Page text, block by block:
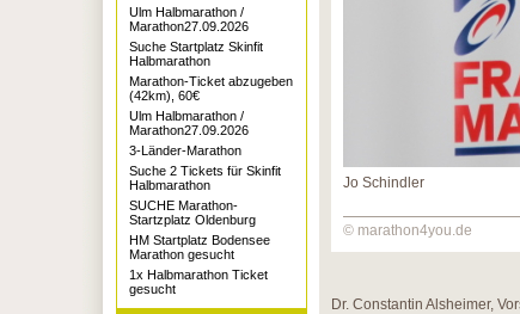
Jo Schindler
© marathon4you.de
Dr. Constantin Alsheimer,
Ulm Halbmarathon /
Marathon27.09.2026
Suche Startplatz Skinfit
Halbmarathon
Marathon-Ticket abzugeben
(42km), 60€
Ulm Halbmarathon /
Marathon27.09.2026
3-Länder-Marathon
Suche 2 Tickets für Skinfit
Halbmarathon
SUCHE Marathon-
Startzplatz Oldenburg
HM Startplatz Bodensee
Marathon gesucht
1x Halbmarathon Ticket
gesucht